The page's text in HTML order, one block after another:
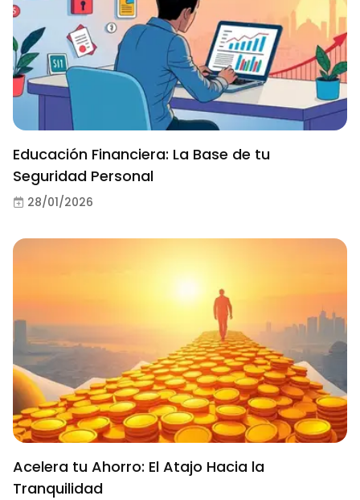
Educación Financiera: La Base de tu
Seguridad Personal
28/01/2026
Acelera tu Ahorro: El Atajo Hacia la
Tranquilidad